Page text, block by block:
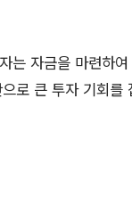
는 자금을 마련하
로 큰 투자 기회를